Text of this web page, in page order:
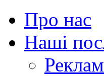
Про нас
Наші